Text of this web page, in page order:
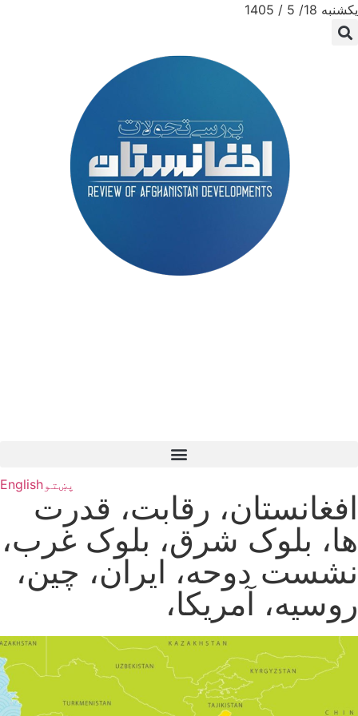
یکشنبه 18/ 5 / 1405
پښتوEnglish
افغانستان، رقابت، قدرت
ها، بلوک شرق، بلوک غرب،
نشست دوحه، ایران، چین،
روسیه، آمریکا،